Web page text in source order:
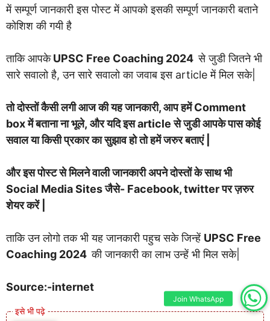
में सम्पूर्ण जानकारी इस पोस्ट में आपको इसकी सम्पूर्ण जानकारी बताने
कोशिश की गयी है
ताकि आपकेUPSC Free Coaching 2024से जुडी जितने भी
सारे सवालो है, उन सारे सवालो का जवाब इस article में मिल सके|
तो दोस्तों कैसी लगी आज की यह जानकारी, आप हमें Comment
box में बताना ना भूले, और यदि इस article से जुडी आपके पास कोई
सवाल या किसी प्रकार का सुझाव हो तो हमें जरुर बताएं |
और इस पोस्ट से मिलने वाली जानकारी अपने दोस्तों के साथ भी
Social Media Sites जैसे- Facebook, twitter पर ज़रुर
शेयर करें |
ताकि उन लोगो तक भी यह जानकारी पहुच सके जिन्हें UPSC Free
Coaching 2024की जानकारी का लाभ उन्हें भी मिल सके|
Source:-internet
Join WhatsApp